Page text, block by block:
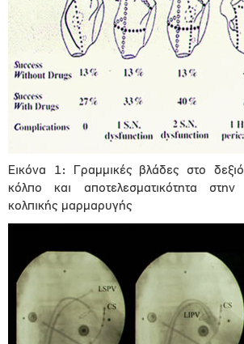
Εικόνα 1: Γραμμικές βλάδες στο
κόλπο και αποτελεσματικότητα στην
κολπικής μαρμαρυγής